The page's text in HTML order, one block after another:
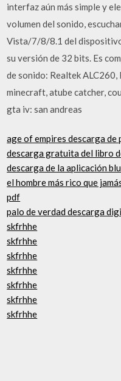
interfaz aún más simple y
volumen del sonido,
Vista/7/8/8.1 del
su versión de 32 bits. Es
de sonido: Realtek
minecraft, atube catcher,
gta iv: san andreas
age of empires descarga de
descarga gratuita del libro
descarga de la aplicación
el hombre más rico que
pdf
palo de verdad descarga
skfrhhe
skfrhhe
skfrhhe
skfrhhe
skfrhhe
skfrhhe
skfrhhe